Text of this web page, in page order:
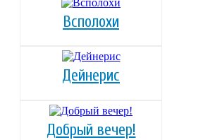
Всполохи
Дейнерис
Добрый вечер!